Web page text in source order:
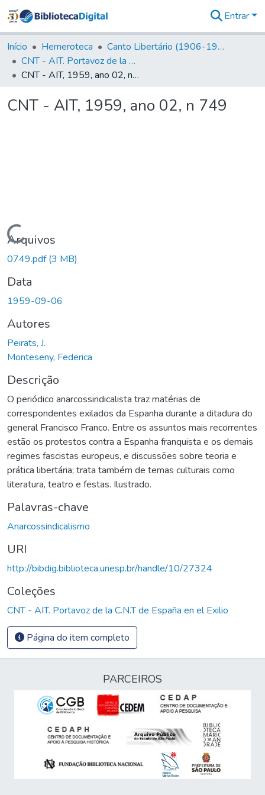
&
Coleções
Tudo na
Biblioteca
Estatísticas
Entrar
Início Hemeroteca
Canto Libertário (1906-1995)
CNT - AIT. Portavoz de la C.N.T de España en el Exilio
CNT - AIT, 1959, ano 02, n 749
CNT - AIT, 1959, ano 02, n 749
Carregando...
Arquivos
0749.pdf(3 MB)
Data
1959-09-06
Autores
Peirats, J.
Monteseny, Federica
Descrição
O periódico anarcossindicalista traz matérias de
correspondentes exilados da Espanha durante a ditadura do
general Francisco Franco. Entre os assuntos mais recorrentes
estão os protestos contra a Espanha franquista e os demais
regimes fascistas europeus, e discussões sobre teoria e
prática libertária; trata também de temas culturais como
literatura, teatro e festas. Ilustrado.
Palavras-chave
Anarcossindicalismo
URI
http://bibdig.biblioteca.unesp.br/handle/10/27324
Coleções
CNT - AIT. Portavoz de la C.N.T de España en el Exilio
Página do item completo
PARCEIROS